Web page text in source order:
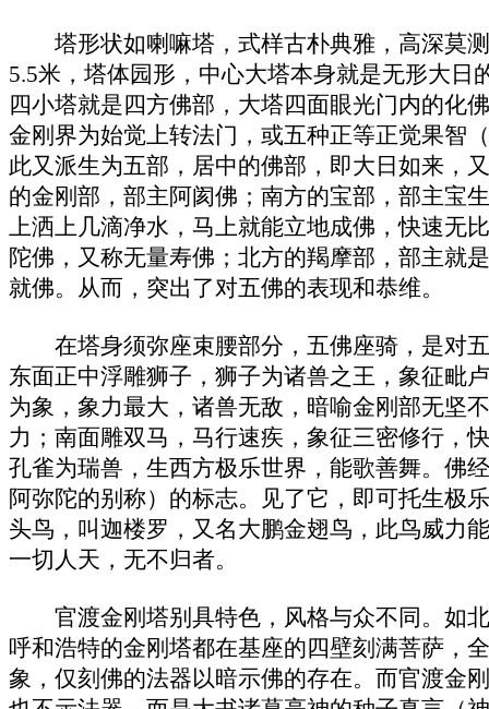
塔形状如喇嘛塔，式样古朴典雅，高深莫测
5.5米，塔体园形，中心大塔本身就是无形大日
四小塔就是四方佛部，大塔四面眼光门内的化
金刚界为始觉上转法门，或五种正等正觉果智
此又派生为五部，居中的佛部，即大日如来，
的金刚部，部主阿阂佛；南方的宝部，部主宝
上洒上几滴净水，马上就能立地成佛，快速无
陀佛，又称无量寿佛；北方的羯摩部，部主就
就佛。从而，突出了对五佛的表现和恭维。
在塔身须弥座束腰部分，五佛座骑，是对五
东面正中浮雕狮子，狮子为诸兽之王，象征毗
为象，象力最大，诸兽无敌，暗喻金刚部无坚
力；南面雕双马，马行速疾，象征三密修行，
孔雀为瑞兽，生西方极乐世界，能歌善舞。佛
阿弥陀的别称）的标志。见了它，即可托生极
头鸟，叫迦楼罗，又名大鹏金翅鸟，此鸟威力
一切人天，无不归者。
官渡金刚塔别具特色，风格与众不同。如北
呼和浩特的金刚塔都在基座的四壁刻满菩萨，
象，仅刻佛的法器以暗示佛的存在。而官渡金